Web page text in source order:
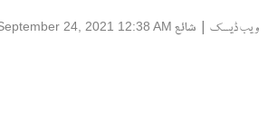
ویب ڈیسک | شائع 24, 2021 12:38 AM